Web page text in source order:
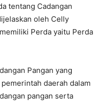
tentang Cadangan
oleh Celly
Perda yaitu Perda
Pangan yang
daerah dalam
pangan serta